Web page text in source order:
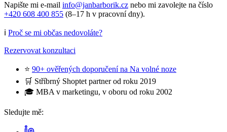
Napište mi e-mail info@janbarborik.cz nebo mi zavolejte na číslo
+420 608 400 855 (8–17 h v pracovní dny).
ℹ️ Proč se mi občas nedovoláte?
Rezervovat konzultaci
⭐ 90+ ověřených doporučení na Na volné noze
🛒 Stříbrný Shoptet partner od roku 2019
🎓 MBA v marketingu, v oboru od roku 2002
Sledujte mě: